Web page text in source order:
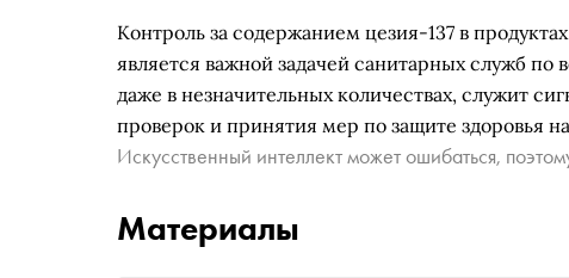
Контроль за содержанием цезия-137 в
является важной задачей санитарных служб по
даже в незначительных количествах, служит
проверок и принятия мер по защите здоровья
Искусственный интеллект может ошибаться,
Материалы